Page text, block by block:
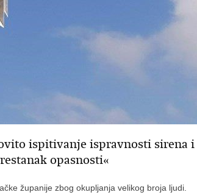
ispitivanje ispravnosti sirena i
opasnosti«
županije zbog okupljanja velikog broja ljudi.